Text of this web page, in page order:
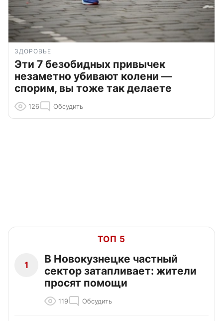
ЗДОРОВЬЕ
Эти 7 безобидных привычек
незаметно убивают колени —
спорим, вы тоже так делаете
126 Обсудить
ТОП 5
1
В Новокузнецке частный
сектор затапливает: жители
просят помощи
119 Обсудить